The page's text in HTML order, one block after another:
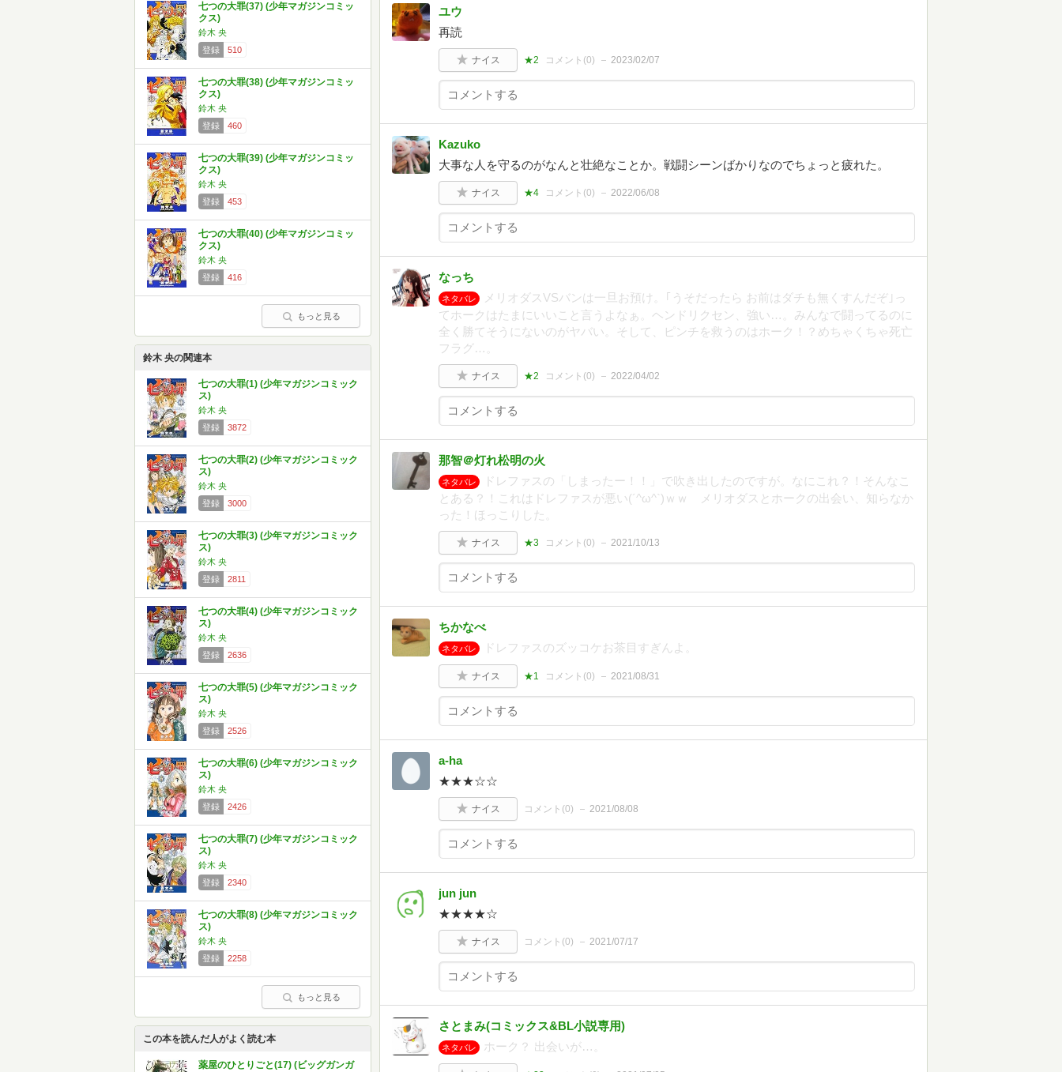
七つの大罪(37) (少年マガジンコミッ
クス)
鈴木 央
登録
510
七つの大罪(38) (少年マガジンコミッ
クス)
鈴木 央
登録
460
七つの大罪(39) (少年マガジンコミッ
クス)
鈴木 央
登録
453
七つの大罪(40) (少年マガジンコミッ
クス)
鈴木 央
登録
416
もっと見る
鈴木 央の関連本
七つの大罪(1) (少年マガジンコミック
ス)
鈴木 央
登録
3872
七つの大罪(2) (少年マガジンコミック
ス)
鈴木 央
登録
3000
七つの大罪(3) (少年マガジンコミック
ス)
鈴木 央
登録
2811
七つの大罪(4) (少年マガジンコミック
ス)
鈴木 央
登録
2636
七つの大罪(5) (少年マガジンコミック
ス)
鈴木 央
登録
2526
七つの大罪(6) (少年マガジンコミック
ス)
鈴木 央
登録
2426
七つの大罪(7) (少年マガジンコミック
ス)
鈴木 央
登録
2340
七つの大罪(8) (少年マガジンコミック
ス)
鈴木 央
登録
2258
もっと見る
この本を読んだ人がよく読む本
薬屋のひとりごと(17) (ビッグガンガ
ユウ
再読
ナイス ★2 コメント(0) 2023/02/07
Kazuko
大事な人を守るのがなんと壮絶なことか。戦闘シーンばかりなのでちょっと疲れた。
ナイス ★4 コメント(0) 2022/06/08
なっち
ネタバレ
メリオダスVSバンは一旦お預け。｢うそだったら お前はダチも無くすんだぞ｣っ
てホークはたまにいいこと言うよなぁ。ヘンドリクセン、強い…。みんなで闘ってるのに
全く勝てそうにないのがヤバい。そして、ピンチを救うのはホーク！？めちゃくちゃ死亡
フラグ…。
ナイス ★2 コメント(0) 2022/04/02
那智＠灯れ松明の火
ネタバレ
ドレファスの「しまったー！！」で吹き出したのですが。なにこれ？！そんなこ
とある？！これはドレファスが悪い(´^ω^`)ｗｗ メリオダスとホークの出会い、知らなか
った！ほっこりした。
ナイス ★3 コメント(0) 2021/10/13
ちかなべ
ネタバレ ドレファスのズッコケお茶目すぎんよ。
ナイス ★1 コメント(0) 2021/08/31
a-ha
★★★☆☆
ナイス コメント(0) 2021/08/08
jun jun
★★★★☆
ナイス コメント(0) 2021/07/17
さとまみ(コミックス&BL小説専用)
ネタバレ ホーク？ 出会いが…。